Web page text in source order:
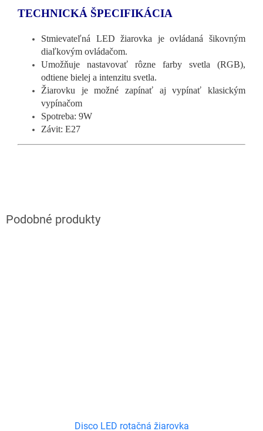
TECHNICKÁ ŠPECIFIKÁCIA
Stmievateľná LED žiarovka je ovládaná šikovným
diaľkovým ovládačom.
Umožňuje nastavovať rôzne farby svetla (RGB),
odtiene bielej a intenzitu svetla.
Žiarovku je možné zapínať aj vypínať klasickým
vypínačom
Spotreba: 9W
Závit: E27
Disco LED rotačná žiarovka